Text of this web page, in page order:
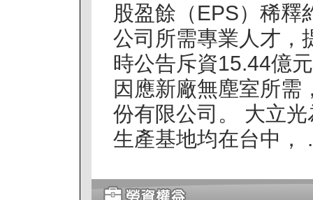
股盈餘（EPS）稀釋
公司所需專業人才，
時公告斥資15.44億
因應新廠無塵室所需
份有限公司。 大立
生產基地均在台中，